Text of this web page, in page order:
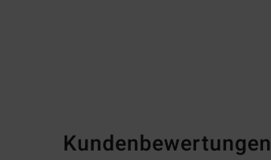
Kundenbewertungen